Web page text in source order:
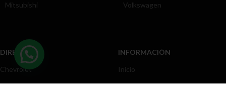
Mitsubishi
Volkswagen
DIRECCIÓN
Chevrolet
INFORMACIÓN
Inicio